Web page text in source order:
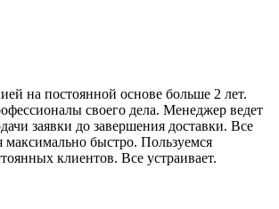
на постоянной основе больше 2 лет.
своего дела. Менеджер ведет
заявки до завершения доставки. Все
быстро. Пользуемся
клиентов. Все устраивает.